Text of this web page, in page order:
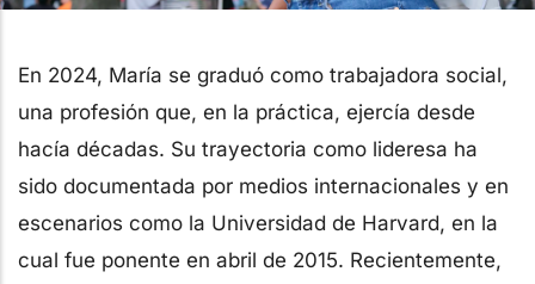
En 2024, María se graduó como trabajadora social,
una profesión que, en la práctica, ejercía desde
hacía décadas. Su trayectoria como lideresa ha
sido documentada por medios internacionales y en
escenarios como la Universidad de Harvard, en la
cual fue ponente en abril de 2015. Recientemente,